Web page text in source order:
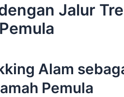
Jalur
Alam
Pemula